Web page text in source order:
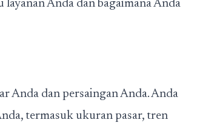
Anda dan bagaimana Anda
Anda dan persaingan Anda. Anda
termasuk ukuran pasar, tren